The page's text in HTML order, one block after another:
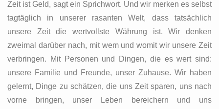
Zeit ist Geld, sagt ein Sprichwort. Und wir merken es selbst
tagtäglich in unserer rasanten Welt, dass tatsächlich
unsere Zeit die wertvollste Währung ist. Wir denken
zweimal darüber nach, mit wem und womit wir unsere Zeit
verbringen. Mit Personen und Dingen, die es wert sind:
unsere Familie und Freunde, unser Zuhause. Wir haben
gelernt, Dinge zu schätzen, die uns Zeit sparen, uns nach
vorne bringen, unser Leben bereichern und uns